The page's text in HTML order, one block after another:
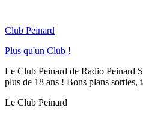
Club Peinard
Plus qu'un Club !
Le Club Peinard de Radio Peinard
plus de 18 ans ! Bons plans
Le Club Peinard